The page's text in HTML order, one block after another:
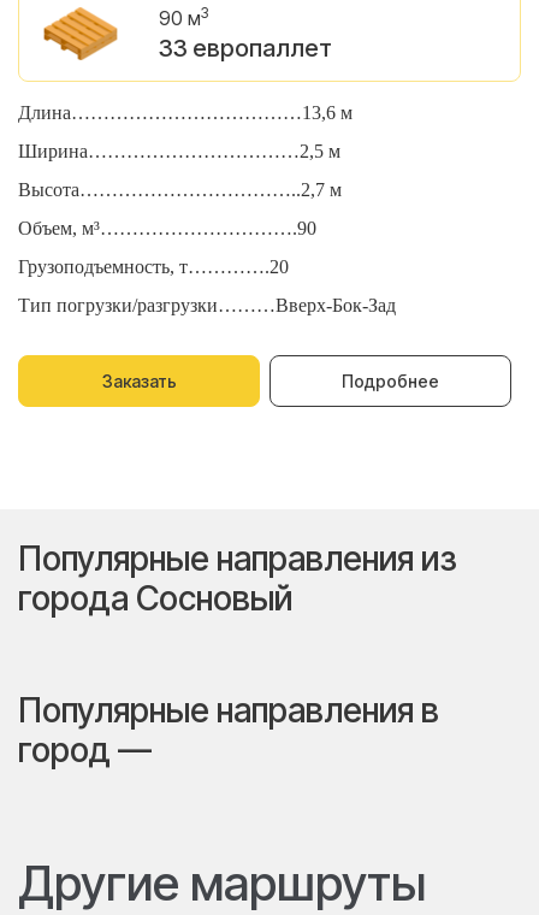
90 м3
33 европаллет
Длина………………………………13,6 м
Ширина……………………………2,5 м
Высота……………………………..2,7 м
Объем, м³………………………….90
Грузоподъемность, т………….20
Тип погрузки/разгрузки………Вверх-Бок-Зад
Заказать Подробнее
Популярные направления из
города Сосновый
Популярные направления в
город —
Другие маршруты